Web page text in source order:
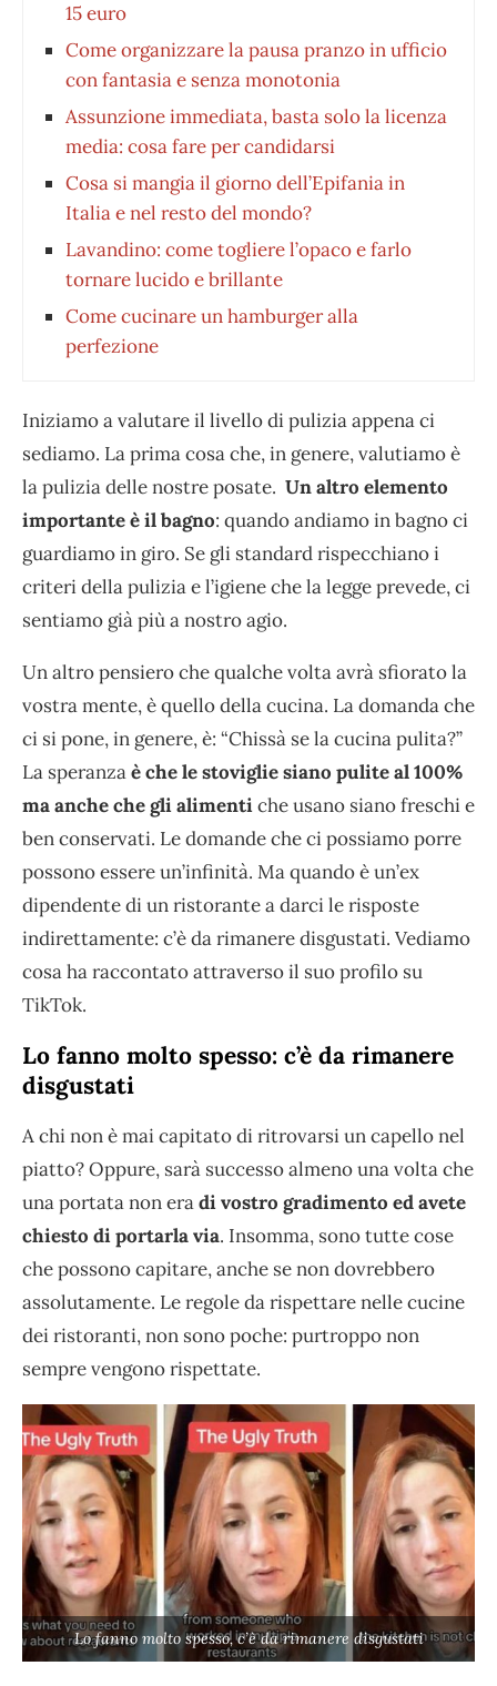
15 euro
Come organizzare la pausa pranzo in ufficio
con fantasia e senza monotonia
Assunzione immediata, basta solo la licenza
media: cosa fare per candidarsi
Cosa si mangia il giorno dell’Epifania in
Italia e nel resto del mondo?
Lavandino: come togliere l’opaco e farlo
tornare lucido e brillante
Come cucinare un hamburger alla
perfezione
Iniziamo a valutare il livello di pulizia appena ci
sediamo. La prima cosa che, in genere, valutiamo è
la pulizia delle nostre posate. Un altro elemento
importante è il bagno: quando andiamo in bagno ci
guardiamo in giro. Se gli standard rispecchiano i
criteri della pulizia e l’igiene che la legge prevede, ci
sentiamo già più a nostro agio.
Un altro pensiero che qualche volta avrà sfiorato la
vostra mente, è quello della cucina. La domanda che
ci si pone, in genere, è: “Chissà se la cucina pulita?”
La speranzaè che le stoviglie siano pulite al 100%
ma anche che gli alimentiche usano siano freschi e
ben conservati. Le domande che ci possiamo porre
possono essere un’infinità. Ma quando è un’ex
dipendente di un ristorante a darci le risposte
indirettamente: c’è da rimanere disgustati. Vediamo
cosa ha raccontato attraverso il suo profilo su
TikTok.
Lo fanno molto spesso: c’è da rimanere
disgustati
A chi non è mai capitato di ritrovarsi un capello nel
piatto? Oppure, sarà successo almeno una volta che
una portata non eradi vostro gradimento ed avete
chiesto di portarla via. Insomma, sono tutte cose
che possono capitare, anche se non dovrebbero
assolutamente. Le regole da rispettare nelle cucine
dei ristoranti, non sono poche: purtroppo non
sempre vengono rispettate.
Lo fanno molto spesso, c’è da rimanere disgustati